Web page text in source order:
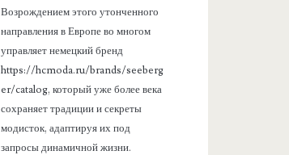
Возрождением этого утонченного
направления в Европе во многом
управляет немецкий бренд
https://hcmoda.ru/brands/seeberg
er/catalog, который уже более века
сохраняет традиции и секреты
модисток, адаптируя их под
запросы динамичной жизни.